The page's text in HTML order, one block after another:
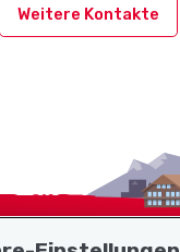
Weitere Kontakte